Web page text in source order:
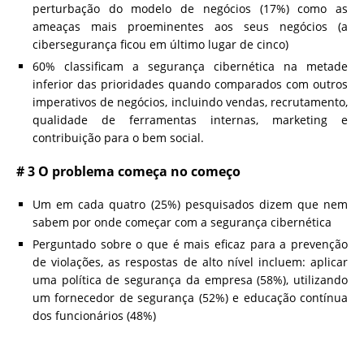
perturbação do modelo de negócios (17%) como as
ameaças mais proeminentes aos seus negócios (a
cibersegurança ficou em último lugar de cinco)
60% classificam a segurança cibernética na metade
inferior das prioridades quando comparados com outros
imperativos de negócios, incluindo vendas, recrutamento,
qualidade de ferramentas internas, marketing e
contribuição para o bem social.
# 3 O problema começa no começo
Um em cada quatro (25%) pesquisados ​​dizem que nem
sabem por onde começar com a segurança cibernética
Perguntado sobre o que é mais eficaz para a prevenção
de violações, as respostas de alto nível incluem: aplicar
uma política de segurança da empresa (58%), utilizando
um fornecedor de segurança (52%) e educação contínua
dos funcionários (48%)